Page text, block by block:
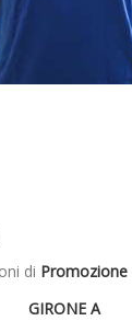
di Promozione
GIRONE A